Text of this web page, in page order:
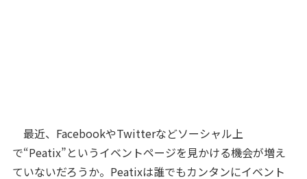
最近、FacebookやTwitterなどソーシャル上
で“Peatix”というイベントページを見かける機会が増え
ていないだろうか。Peatixは誰でもカンタンにイベント